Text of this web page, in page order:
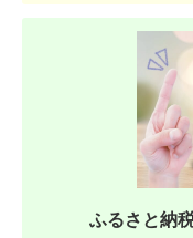
ふるさと納